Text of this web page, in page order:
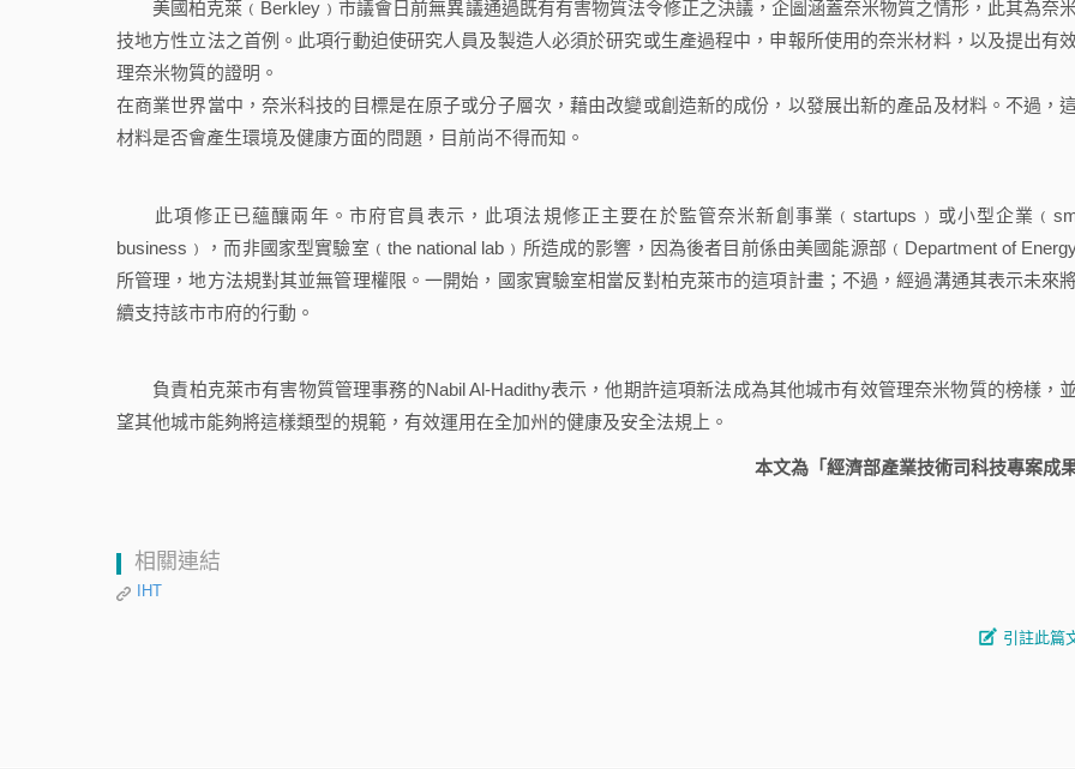
美國柏克萊﹙Berkley﹚市議會日前無異議通過既有有害物質法令修正之決議，企圖涵蓋奈米物質之情形，此其為奈
技地方性立法之首例。此項行動迫使研究人員及製造人必須於研究或生產過程中，申報所使用的奈米材料，以及提出有
理奈米物質的證明。
在商業世界當中，奈米科技的目標是在原子或分子層次，藉由改變或創造新的成份，以發展出新的產品及材料。不過，
材料是否會產生環境及健康方面的問題，目前尚不得而知。
此項修正已蘊釀兩年。市府官員表示，此項法規修正主要在於監管奈米新創事業﹙startups﹚或小型企業
business﹚，而非國家型實驗室﹙the national lab﹚所造成的影響，因為後者目前係由美國能源部﹙Department of
所管理，地方法規對其並無管理權限。一開始，國家實驗室相當反對柏克萊市的這項計畫；不過，經過溝通其表示未來
續支持該市市府的行動。
負責柏克萊市有害物質管理事務的Nabil Al-Hadithy表示，他期許這項新法成為其他城市有效管理奈米物質的榜樣，
望其他城市能夠將這樣類型的規範，有效運用在全加州的健康及安全法規上。
本文為「經濟部產業技術司科技專案成果
相關連結
IHT
引註此篇